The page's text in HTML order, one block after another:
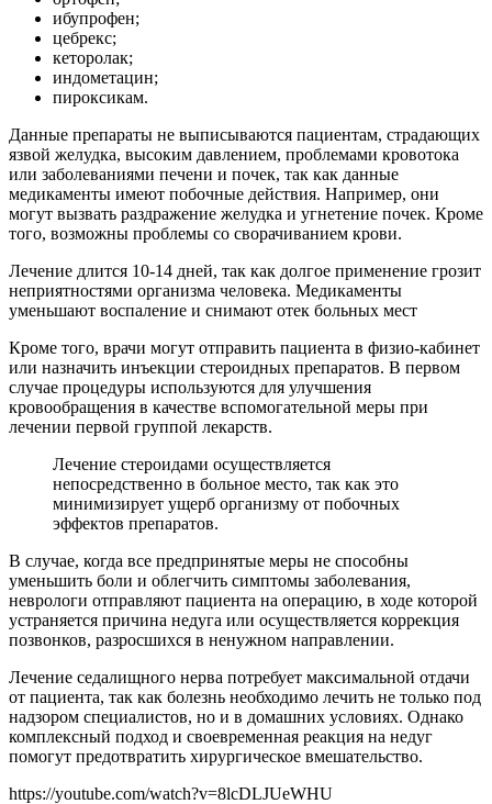
ибупрофен;
цебрекс;
кеторолак;
индометацин;
пироксикам.
Данные препараты не выписываются пациентам, страдающих
язвой желудка, высоким давлением, проблемами кровотока
или заболеваниями печени и почек, так как данные
медикаменты имеют побочные действия. Например, они
могут вызвать раздражение желудка и угнетение почек. Кроме
того, возможны проблемы со сворачиванием крови.
Лечение длится 10-14 дней, так как долгое применение грозит
неприятностями организма человека. Медикаменты
уменьшают воспаление и снимают отек больных мест
Кроме того, врачи могут отправить пациента в физио-кабинет
или назначить инъекции стероидных препаратов. В первом
случае процедуры используются для улучшения
кровообращения в качестве вспомогательной меры при
лечении первой группой лекарств.
Лечение стероидами осуществляется
непосредственно в больное место, так как это
минимизирует ущерб организму от побочных
эффектов препаратов.
В случае, когда все предпринятые меры не способны
уменьшить боли и облегчить симптомы заболевания,
неврологи отправляют пациента на операцию, в ходе которой
устраняется причина недуга или осуществляется коррекция
позвонков, разросшихся в ненужном направлении.
Лечение седалищного нерва потребует максимальной отдачи
от пациента, так как болезнь необходимо лечить не только под
надзором специалистов, но и в домашних условиях. Однако
комплексный подход и своевременная реакция на недуг
помогут предотвратить хирургическое вмешательство.
https://youtube.com/watch?v=8lcDLJUeWHU